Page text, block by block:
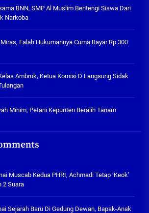
05/08/2026
300 Ribu
Plafon Ruang Kelas Ambruk,
Ketua Komisi D Langsung Sidak
SDN Gilang II Tulangan
05/08/2026
05/08/2026
BNN, SMP Al Muslim Bentengi Siswa Dari
Narkoba
Ealah Hukumannya Cuma Bayar Rp 300
Ambruk, Ketua Komisi D Langsung Sidak
Minim, Petani Kepunten Beralih Tanam
Muscab Kedua PHRI, Achmadi Tetap ‘Keok’
2 Suara
Sejarah Baru Di Gedung Dewan, Bapak-Anak